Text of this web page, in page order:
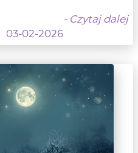
- Czytaj dalej
03-02-2026